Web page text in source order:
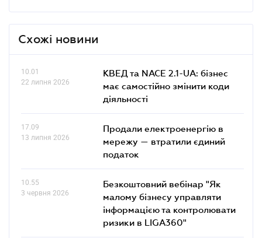
Схожі новини
10.01
22 липня 2026
КВЕД та NACE 2.1-UA: бізнес
має самостійно змінити коди
діяльності
17.09
13 липня 2026
Продали електроенергію в
мережу — втратили єдиний
податок
10.55
3 червня 2026
Безкоштовний вебінар "Як
малому бізнесу управляти
інформацією та контролювати
ризики в LIGA360"